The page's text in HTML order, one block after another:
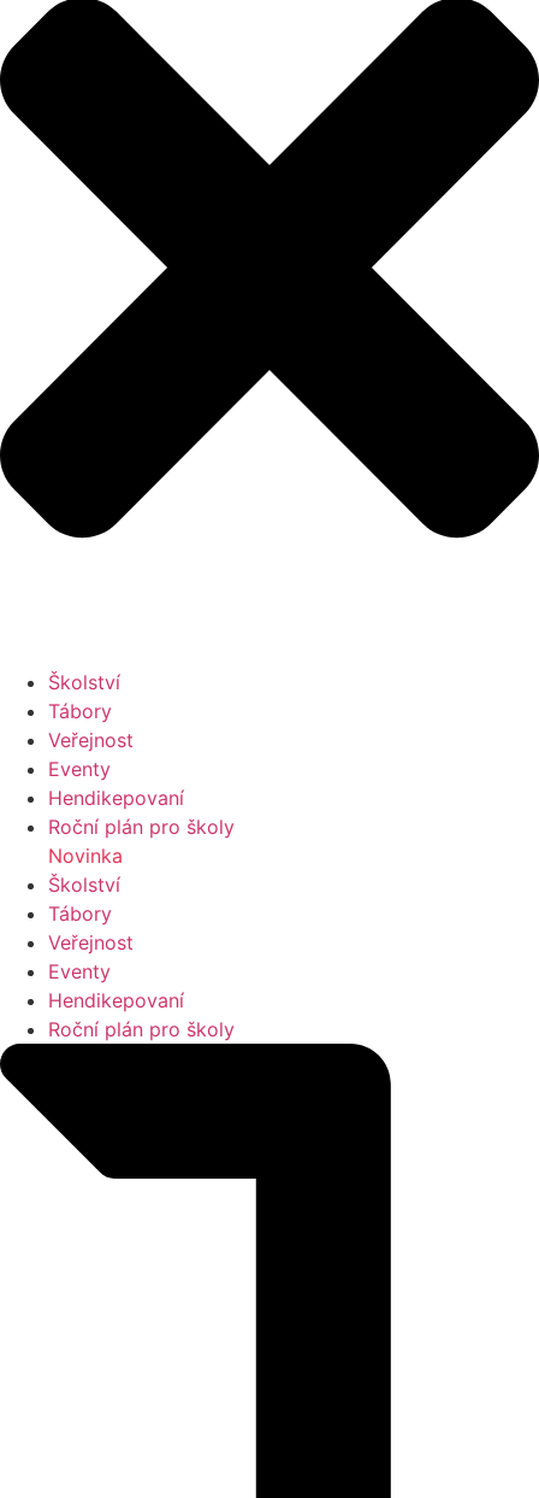
Školství
Tábory
Veřejnost
Eventy
Hendikepovaní
Roční plán pro školy
Novinka
Školství
Tábory
Veřejnost
Eventy
Hendikepovaní
Roční plán pro školy